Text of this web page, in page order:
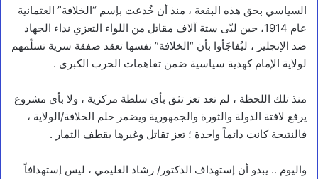
السياسي بحق هذه البقعة ، منذ أن خُدعت بإسم “الخلافة” العثمانية
عام 1914، حين لبّى ستة آلاف مقاتل من اللواء التعزي نداء الجهاد
ضد الإنجليز ، ليُفاجَأوا بأن “الخلافة” نفسها تعقد صفقة سرية تسلّمهم
لولاية الإمام كهدية سياسية ضمن تفاهمات الحرب الكبرى .
منذ تلك اللحظة ، لم تعد تعز تثق بأي سلطة مركزية ، ولا بأي مشروع
يرفع لافتة الدولة والثورة والجمهورية ويضمر حلم الخلافة/الولاية ،
فالنتيجة كانت دائماً واحدة ؛ تعز تقاتل وغيرها يقطف الثمار .
واليوم .. يبدو أن إستهداف الدكتور/ رشاد العليمي ، ليس إستهدافاً